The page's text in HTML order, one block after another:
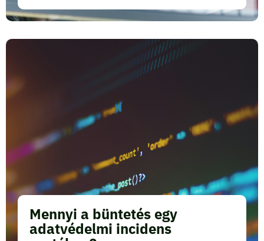
Mennyi a büntetés egy
adatvédelmi incidens